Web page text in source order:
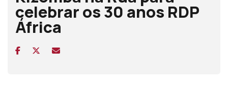
celebrar os 30 anos RDP
África